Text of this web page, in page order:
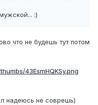
:)
что не будешь тут потом
43EsmHQKSy.png
надеюсь не соврешь)